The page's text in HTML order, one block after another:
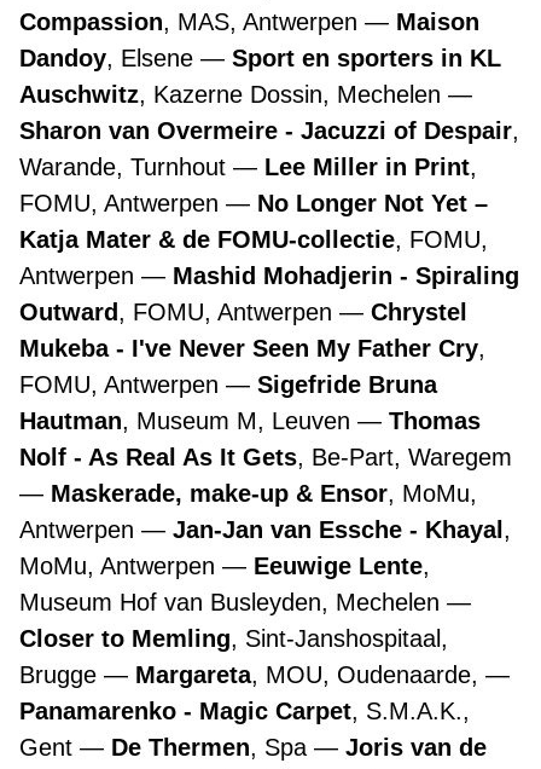
Compassion, MAS, Antwerpen
Maison
Dandoy, Elsene
Sport en sporters in KL
Auschwitz, Kazerne Dossin, Mechelen
Sharon van Overmeire - Jacuzzi of Despair,
Warande, Turnhout
Lee Miller in Print,
FOMU, Antwerpen
No Longer Not Yet –
Katja Mater & de FOMU-collectie, FOMU,
Antwerpen
Mashid Mohadjerin - Spiraling
Outward, FOMU, Antwerpen
Chrystel
Mukeba - I've Never Seen My Father Cry,
FOMU, Antwerpen
Sigefride Bruna
Hautman, Museum M, Leuven
Thomas
Nolf - As Real As It Gets, Be-Part, Waregem
Maskerade, make-up & Ensor, MoMu,
Antwerpen
Jan-Jan van Essche - Khayal ,
MoMu, Antwerpen
Eeuwige Lente,
Museum Hof van Busleyden, Mechelen
Closer to Memling, Sint-Janshospitaal,
Brugge
Margareta, MOU, Oudenaarde,
Panamarenko - Magic Carpet, S.M.A.K.,
Gent
De Thermen, Spa
Joris van de